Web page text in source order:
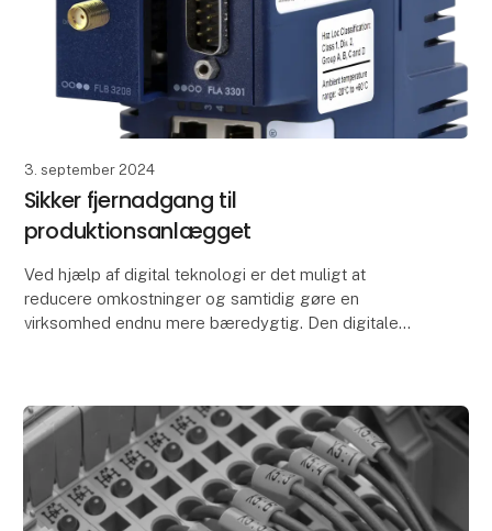
3. september 2024
Sikker fjernadgang til
produktionsanlægget
Ved hjælp af digital teknologi er det muligt at
reducere omkostninger og samtidig gøre en
virksomhed endnu mere bæredygtig. Den digitale